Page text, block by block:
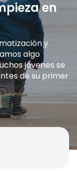
en
y
algo
jóvenes se
de su primer